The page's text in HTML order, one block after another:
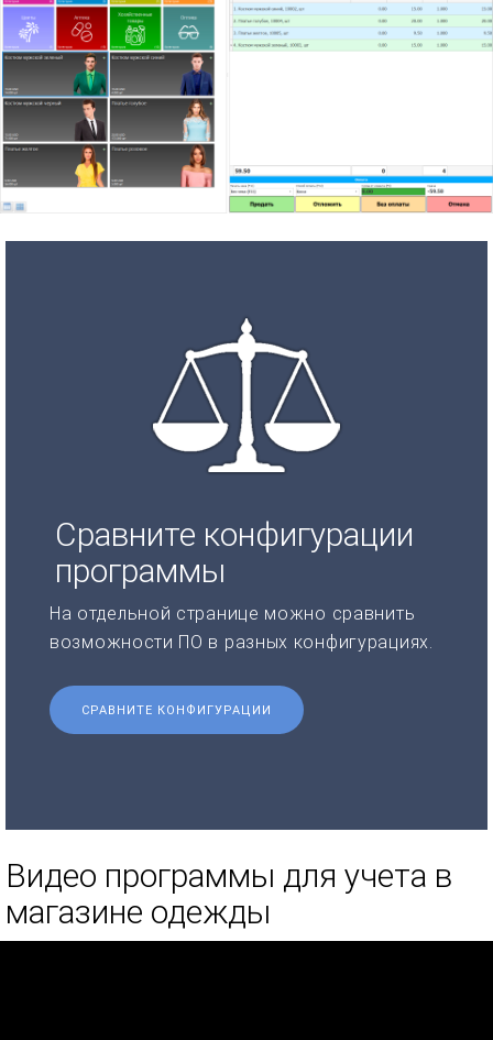
Сравните конфигурации
программы
На отдельной странице можно сравнить
возможности ПО в разных конфигурациях.
СРАВНИТЕ КОНФИГУРАЦИИ
Видео программы для учета в
магазине одежды